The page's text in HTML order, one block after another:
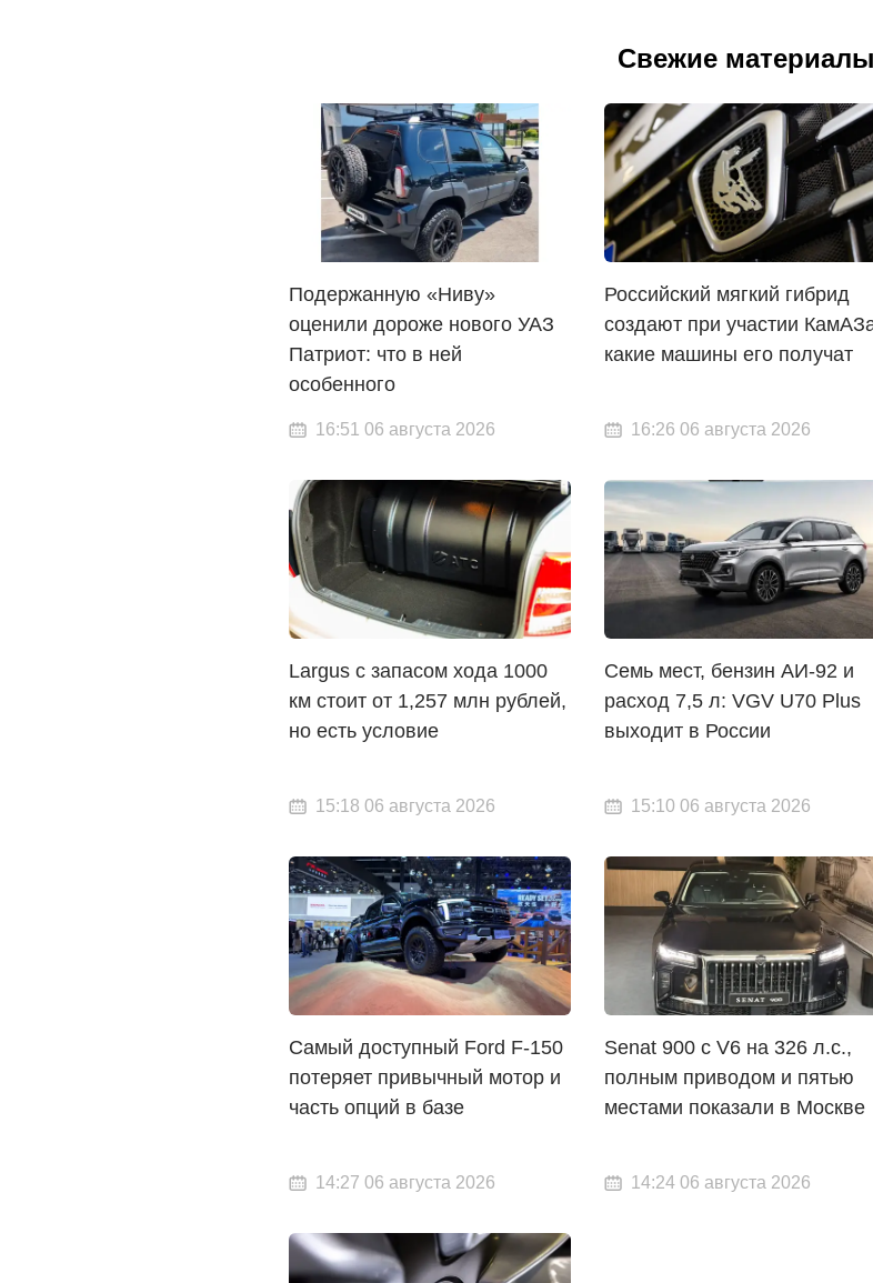
Свежие материалы
Подержанную «Ниву»
оценили дороже нового УАЗ
Патриот: что в ней
особенного
16:51 06 августа 2026
Российский мягкий гибрид
создают при участии
какие машины его получат
16:26 06 августа 2026
Largus с запасом хода 1000
км стоит от 1,257 млн рублей,
но есть условие
15:18 06 августа 2026
Семь мест, бензин АИ-92 и
расход 7,5 л: VGV U70 Plus
выходит в России
15:10 06 августа 2026
Самый доступный Ford F-150
потеряет привычный мотор и
часть опций в базе
14:27 06 августа 2026
Senat 900 с V6 на 326 л.с.,
полным приводом и пятью
местами показали в Москве
14:24 06 августа 2026